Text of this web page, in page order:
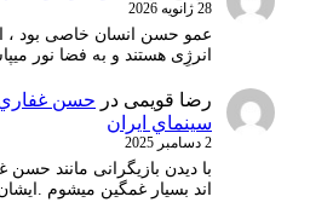
28 ژانویه 2026
عمو حسن انسان خاصی بود ،
انرژِی هستند و به فضا نور
رضا قویمی در
سينماي ايران
2 دسامبر 2025
با دیدن بازیگرانی مانند
اند بسیار غمگین میشوم